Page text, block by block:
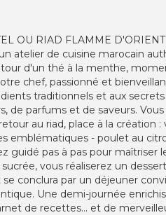
OU RIAD FLAMME D'ORIENT
atelier de cuisine marocain
d'un thé à la menthe,
chef, passionné et
traditionnels et aux
de parfums et de saveurs.
au riad, place à la
emblématiques - poulet au
guidé pas à pas pour maîtriser
vous réaliserez un
conclura par un déjeuner
Une demi-journée
de recettes... et de